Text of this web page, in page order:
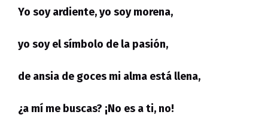
Yo soy ardiente, yo soy morena,
yo soy el símbolo de la pasión,
de ansia de goces mi alma está llena,
¿a mí me buscas? ¡No es a ti, no!